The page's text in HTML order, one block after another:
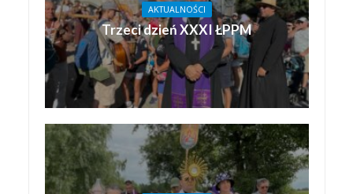
AKTUALNOŚCI
Trzeci dzień XXXI ŁPPM